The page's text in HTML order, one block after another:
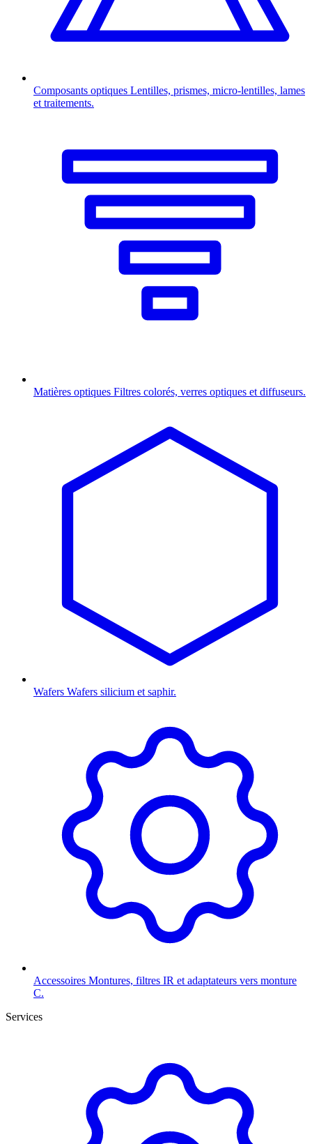
Composants optiques Lentilles, prismes, micro-lentilles, lames
et traitements.
Matières optiques Filtres colorés, verres optiques et diffuseurs.
Wafers Wafers silicium et saphir.
Accessoires Montures, filtres IR et adaptateurs vers monture
C.
Services